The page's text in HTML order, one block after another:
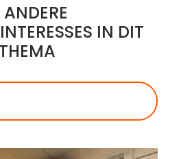
ANDERE
IN DIT
THEMA